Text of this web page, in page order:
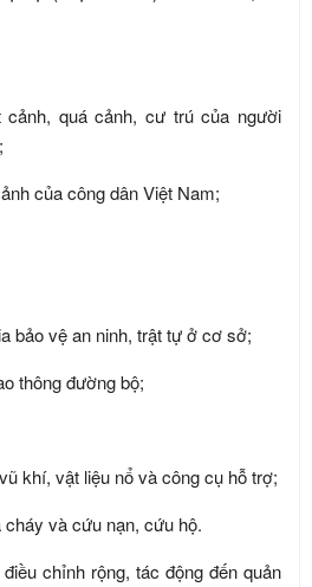
quá cảnh, cư trú của người
của công dân Việt Nam;
bảo vệ an ninh, trật tự ở cơ sở;
thông đường bộ;
khí, vật liệu nổ và công cụ hỗ trợ;
và cứu nạn, cứu hộ.
chỉnh rộng, tác động đến quản